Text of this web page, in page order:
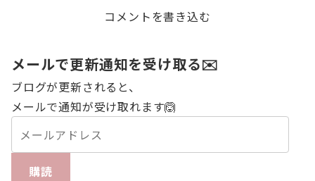
コメントを書き込む
メールで更新通知を受け取る✉️
ブログが更新されると、
メールで通知が受け取れます🙆
購読